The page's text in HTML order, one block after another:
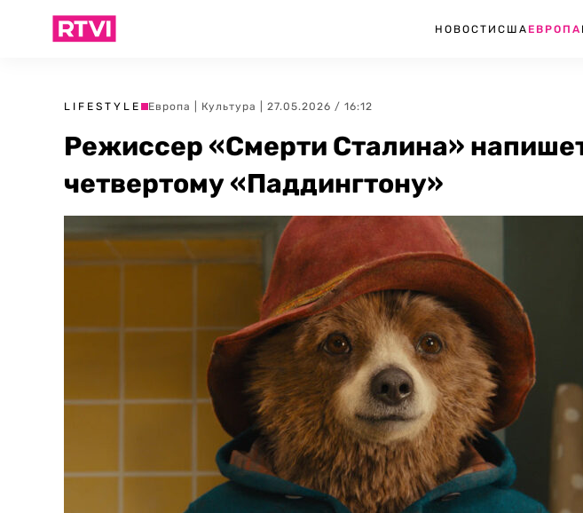
НОВОСТИ США ЕВРОПА
LIFESTYLE Европа Культура | 27.05.2026 / 16:12
Режиссер «Смерти Сталина»
четвертому «Паддингтону»